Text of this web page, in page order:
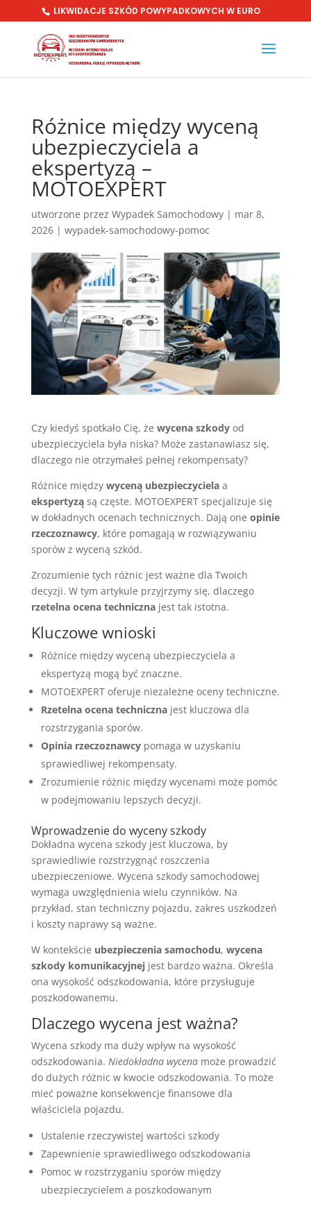
LIKWIDACJE SZKÓD POWYPADKOWYCH W EURO
Różnice między wyceną
ubezpieczyciela a
ekspertyzą –
MOTOEXPERT
utworzone przez Wypadek Samochodowy| mar 8,
2026| wypadek-samochodowy-pomoc
Czy kiedyś spotkało Cię, że wycena szkodyod
ubezpieczyciela była niska? Może zastanawiasz się,
dlaczego nie otrzymałeś pełnej rekompensaty?
Różnice między wyceną ubezpieczycielaa
ekspertyząsą częste. MOTOEXPERT specjalizuje się
w dokładnych ocenach technicznych. Dają one opinie
rzeczoznawcy, które pomagają w rozwiązywaniu
sporów z wyceną szkód.
Zrozumienie tych różnic jest ważne dla Twoich
decyzji. W tym artykule przyjrzymy się, dlaczego
rzetelna ocena technicznajest tak istotna.
Kluczowe wnioski
Różnice między wyceną ubezpieczyciela a
ekspertyzą mogą być znaczne.
MOTOEXPERT oferuje niezależne oceny techniczne.
Rzetelna ocena technicznajest kluczowa dla
rozstrzygania sporów.
Opinia rzeczoznawcypomaga w uzyskaniu
sprawiedliwej rekompensaty.
Zrozumienie różnic między wycenami może pomóc
w podejmowaniu lepszych decyzji.
Wprowadzenie do wyceny szkody
Dokładna wycena szkody jest kluczowa, by
sprawiedliwie rozstrzygnąć roszczenia
ubezpieczeniowe. Wycena szkody samochodowej
wymaga uwzględnienia wielu czynników. Na
przykład, stan techniczny pojazdu, zakres uszkodzeń
i koszty naprawy są ważne.
W kontekście ubezpieczenia samochodu, wycena
szkody komunikacyjnejjest bardzo ważna. Określa
ona wysokość odszkodowania, które przysługuje
poszkodowanemu.
Dlaczego wycena jest ważna?
Wycena szkody ma duży wpływ na wysokość
odszkodowania. Niedokładna wycenamoże prowadzić
do dużych różnic w kwocie odszkodowania. To może
mieć poważne konsekwencje finansowe dla
właściciela pojazdu.
Ustalenie rzeczywistej wartości szkody
Zapewnienie sprawiedliwego odszkodowania
Pomoc w rozstrzyganiu sporów między
ubezpieczycielem a poszkodowanym